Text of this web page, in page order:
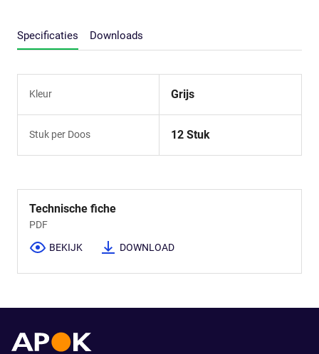
Specificaties Downloads
Kleur Grijs
Stuk per Doos 12 Stuk
Technische fiche
PDF
BEKIJK DOWNLOAD